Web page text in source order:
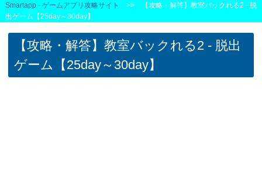
Smartapp - ゲームアプリ攻略サイト
>> 【攻略・解答】教室バックれる2 - 脱
出ゲーム【25day～30day】
【攻略・解答】教室バックれる2 - 脱出
ゲーム【25day～30day】